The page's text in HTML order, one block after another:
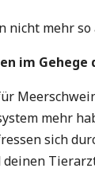
nicht mehr
im
mehr
sich